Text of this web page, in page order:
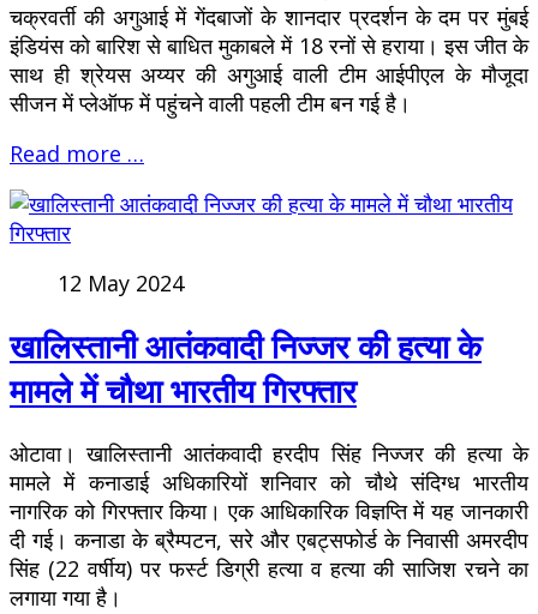
चक्रवर्ती की अगुआई में गेंदबाजों के शानदार प्रदर्शन के दम पर मुंबई
इंडियंस को बारिश से बाधित मुकाबले में 18 रनों से हराया। इस जीत के
साथ ही श्रेयस अय्यर की अगुआई वाली टीम आईपीएल के मौजूदा
सीजन में प्लेऑफ में पहुंचने वाली पहली टीम बन गई है।
Read more …
12 May 2024
खालिस्तानी आतंकवादी निज्जर की हत्या के
मामले में चौथा भारतीय गिरफ्तार
ओटावा। खालिस्तानी आतंकवादी हरदीप सिंह निज्जर की हत्या के
मामले में कनाडाई अधिकारियों शनिवार को चौथे संदिग्ध भारतीय
नागरिक को गिरफ्तार किया। एक आधिकारिक विज्ञप्ति में यह जानकारी
दी गई। कनाडा के ब्रैम्पटन, सरे और एबट्सफोर्ड के निवासी अमरदीप
सिंह (22 वर्षीय) पर फर्स्ट डिग्री हत्या व हत्या की साजिश रचने का
लगाया गया है।